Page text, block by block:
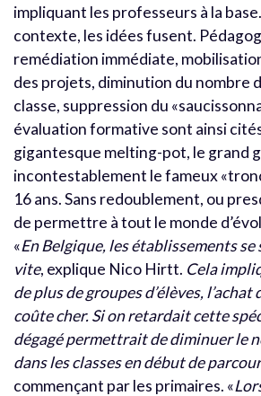
impliquant les professeurs à la
contexte, les idées fusent.
remédiation immédiate,
des projets, diminution du nombre
classe, suppression du
évaluation formative sont ainsi
gigantesque melting-pot, le grand
incontestablement le fameux
16 ans. Sans redoublement, ou
de permettre à tout le monde
«En Belgique, les établissements
vite, explique Nico Hirtt. Cela
de plus de groupes d’élèves,
coûte cher. Si on retardait cette
dégagé permettrait de diminuer le
dans les classes en début de
commençant par les primaires. «